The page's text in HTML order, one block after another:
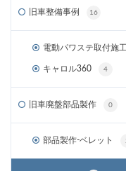
旧車整備事例 16
電動パワステ取付施
キャロル360 4
旧車廃盤部品製作 0
部品製作-ベレット